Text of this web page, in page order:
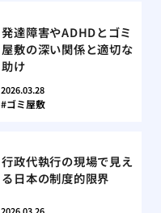
発達障害やADHDとゴミ
屋敷の深い関係と適切な
助け
2026.03.28
ゴミ屋敷
行政代執行の現場で見え
る日本の制度的限界